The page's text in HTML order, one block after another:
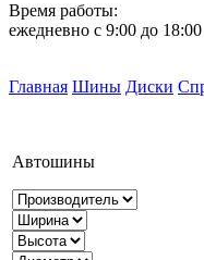
Время работы:
ежедневно с 9:00 до 18:00
Главная Шины Диски
Автошины